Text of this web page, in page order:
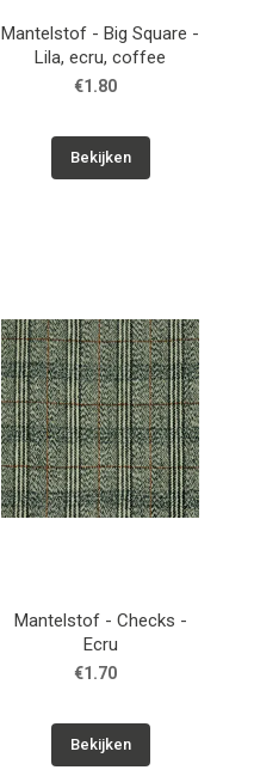
Mantelstof - Big Square -
Lila, ecru, coffee
€1.80
Bekijken
Mantelstof - Checks -
Ecru
€1.70
Bekijken